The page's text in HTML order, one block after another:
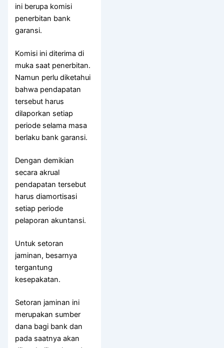
ini berupa komisi
penerbitan bank
garansi.
Komisi ini diterima di
muka saat penerbitan.
Namun perlu diketahui
bahwa pendapatan
tersebut harus
dilaporkan setiap
periode selama masa
berlaku bank garansi.
Dengan demikian
secara akrual
pendapatan tersebut
harus diamortisasi
setiap periode
pelaporan akuntansi.
Untuk setoran
jaminan, besarnya
tergantung
kesepakatan.
Setoran jaminan ini
merupakan sumber
dana bagi bank dan
pada saatnya akan